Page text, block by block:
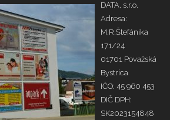
DATA, s.r.o.
Adresa:
M.R.Štefánika
171/24
01701 Považská
Bystrica
IČO: 45 960 453
DIČ DPH:
SK2023154848